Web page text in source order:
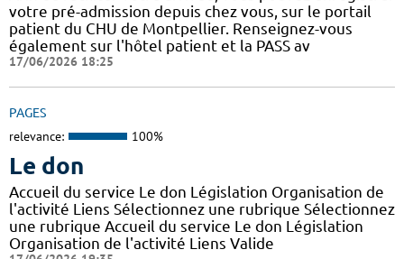
votre pré-admission depuis chez vous, sur le portail
patient du CHU de Montpellier. Renseignez-vous
également sur l'hôtel patient et la PASS av
17/06/2026 18:25
PAGES
relevance: 100%
Le don
Accueil du service Le don Législation Organisation de
l'activité Liens Sélectionnez une rubrique Sélectionnez
une rubrique Accueil du service Le don Législation
Organisation de l'activité Liens Valide